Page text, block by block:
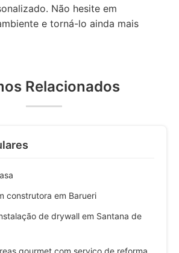
Não hesite em
e torná-lo ainda mais
Relacionados
construtora em Barueri
de drywall em Santana de
gourmet com serviço de reforma